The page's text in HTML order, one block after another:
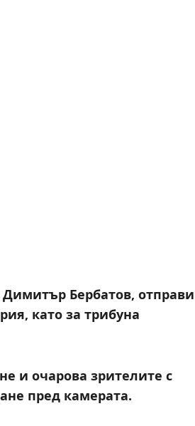
Бербатов, отправи
като за трибуна
и очарова зрителите с
пред камерата.